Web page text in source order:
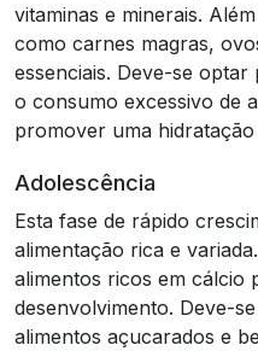
vitaminas e minerais.
como carnes magras,
essenciais. Deve-se
o consumo excessivo de
promover uma hidratação
Adolescência
Esta fase de rápido
alimentação rica e
alimentos ricos em cálcio
desenvolvimento. Deve-
alimentos açucarados e